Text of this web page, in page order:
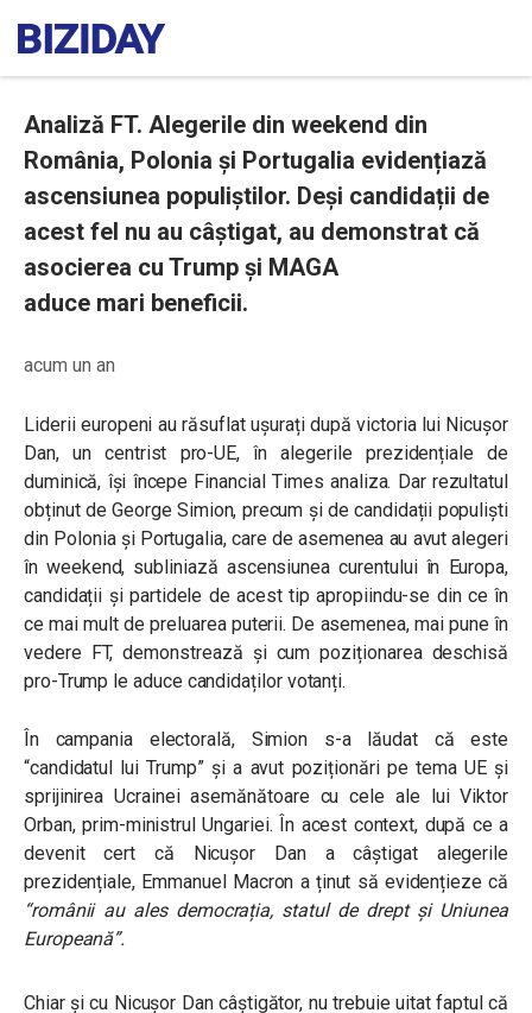
Analiză FT. Alegerile din weekend din
România, Polonia și Portugalia evidențiază
ascensiunea populiștilor. Deși candidații de
acest fel nu au câștigat, au demonstrat că
asocierea cu Trump și MAGA
aduce mari beneficii.
acum un an
Liderii europeni au răsuflat ușurați după victoria lui Nicușor
Dan, un centrist pro-UE, în alegerile prezidențiale de
duminică, își începe Financial Times analiza. Dar rezultatul
obținut de George Simion, precum și de candidații populiști
din Polonia și Portugalia, care de asemenea au avut alegeri
în weekend, subliniază ascensiunea curentului în Europa,
candidații și partidele de acest tip apropiindu-se din ce în
ce mai mult de preluarea puterii. De asemenea, mai pune în
vedere FT, demonstrează și cum poziționarea deschisă
pro-Trump le aduce candidaților votanți.
În campania electorală, Simion s-a lăudat că este
“candidatul lui Trump” și a avut poziționări pe tema UE și
sprijinirea Ucrainei asemănătoare cu cele ale lui Viktor
Orban, prim-ministrul Ungariei. În acest context, după ce a
devenit cert că Nicușor Dan a câștigat alegerile
prezidențiale, Emmanuel Macron a ținut să evidențieze că
“românii au ales democrația, statul de drept și Uniunea
Europeană”.
Chiar și cu Nicușor Dan câștigător, nu trebuie uitat faptul că